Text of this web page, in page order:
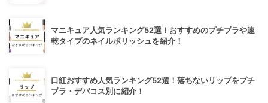
マニキュア人気ランキング52選！おすすめのプチプラや速
乾タイプのネイルポリッシュを紹介！
口紅おすすめ人気ランキング52選！落ちないリップをプチ
プラ・デパコス別に紹介！